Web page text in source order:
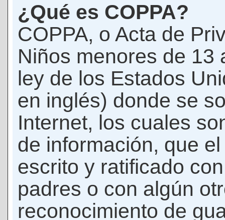
¿Qué es COPPA?
COPPA, o Acta de
Niños menores de 13
ley de los Estados
en inglés) donde se
Internet, los cuales
de información, que
escrito y ratificado
padres o con algún
reconocimiento de